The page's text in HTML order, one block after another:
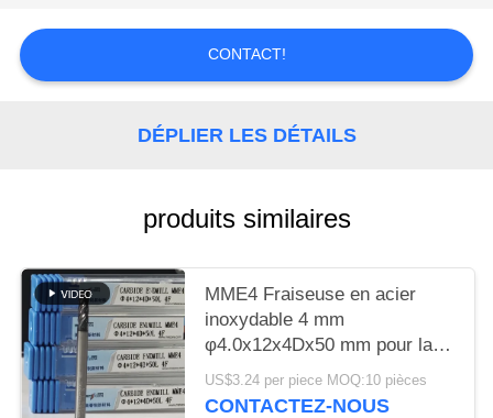
POLITIQUE
CONFIDENTIALITÉ
CONTACT!
DÉPLIER LES DÉTAILS
produits similaires
MME4 Fraiseuse en acier
inoxydable 4 mm
φ4.0x12x4Dx50 mm pour la
dureté de finition rugueuse
HRC55-60
US$3.24 per piece MOQ:10 pièces
CONTACTEZ-NOUS